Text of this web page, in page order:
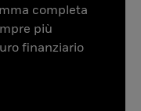
completa
più
finanziario